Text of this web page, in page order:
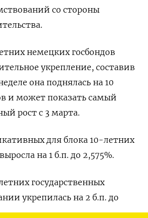
со стороны
немецких госбондов
укрепление, составив
она поднялась на 10
и может показать самый
рост с 3 марта.
для блока 10-летних
на 1 б.п. до 2,575%.
государственных
укрепилась на 2 б.п. до